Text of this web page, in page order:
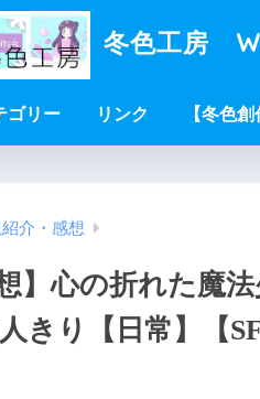
冬色工房
ゴリー リンク 【冬色創
介・感想
】心の折れた魔
きり【日常】【SF